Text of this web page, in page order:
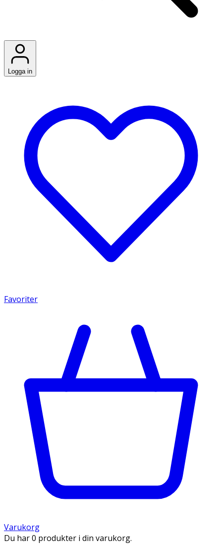
Logga in
Favoriter
Varukorg
Du har 0 produkter i din varukorg.